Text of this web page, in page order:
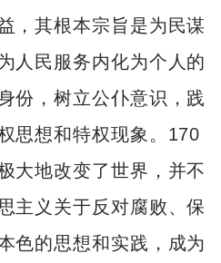
，其根本宗旨是为民谋
人民服务内化为个人的
份，树立公仆意识，践
思想和特权现象。170
大地改变了世界，并不
主义关于反对腐败、保
色的思想和实践，成为